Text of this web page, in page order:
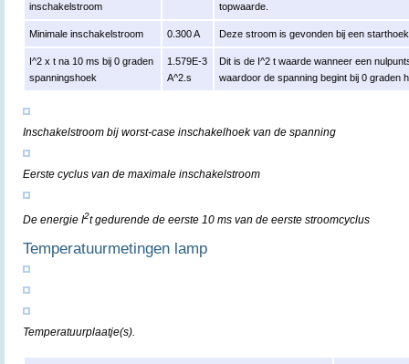
inschakelstroom
topwaarde.
Minimale inschakelstroom 0.300 A Deze stroom is gevonden bij een
I^2 x t na 10 ms bij 0 graden
spanningshoek
1.579E-3
A^2.s
Dit is de I^2 t waarde wanneer een
waardoor de spanning begint bij 0 graden
Inschakelstroom bij worst-case inschakelhoek van de spanning
Eerste cyclus van de maximale inschakelstroom
De energie I2t gedurende de eerste 10 ms van de eerste stroomcyclus
Temperatuurmetingen lamp
Temperatuurplaatje(s).